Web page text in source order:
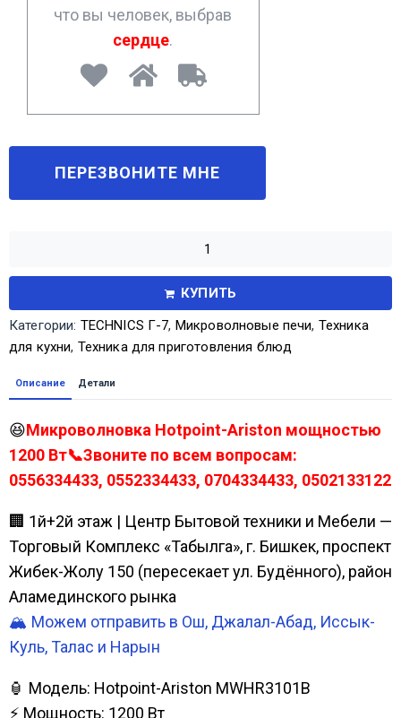
что вы человек, выбрав
сердце.
КУПИТЬ
Категории: TECHNICS Г-7, Микроволновые печи, Техника
для кухни, Техника для приготовления блюд
Описание Детали
😆Микроволновка Hotpoint-Ariston мощностью
1200 Вт📞Звоните по всем вопросам:
0556334433, 0552334433, 0704334433, 0502133122
🏢 1й+2й этаж | Центр Бытовой техники и Мебели —
Торговый Комплекс «Табылга», г. Бишкек, проспект
Жибек-Жолу 150 (пересекает ул. Будённого), район
Аламединского рынка
🏔️ Можем отправить в Ош, Джалал-Абад, Иссык-
Куль, Талас и Нарын
🏮 Модель: Hotpoint-Ariston MWHR3101B
⚡ Мощность: 1200 Вт